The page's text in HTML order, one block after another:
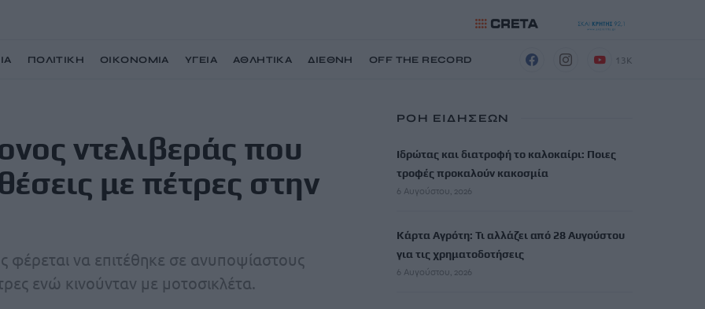
ΠΟΛΙΤΙΚΗ ΟΙΚΟΝΟΜΙΑ ΥΓΕΙΑ ΑΘΛΗΤΙΚΑ ΔΙΕΘΝΗ OFF THE RECORD 13K
ντελιβεράς που
με πέτρες στην
να επιτέθηκε σε ανυποψίαστους
ενώ κινούνταν με μοτοσικλέτα.
ΡΟΗ ΕΙΔΗΣΕΩΝ
Ιδρώτας και διατροφή το καλοκαίρι: Ποιες
τροφές προκαλούν κακοσμία
6 Αυγούστου, 2026
Κάρτα Αγρότη: Τι αλλάζει από 28 Αυγούστου
για τις χρηματοδοτήσεις
6 Αυγούστου, 2026